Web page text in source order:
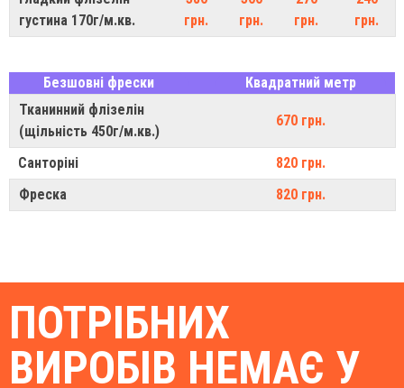
густина 170г/м.кв.
грн.
грн.
грн.
грн.
Безшовні фрески
Квадратний метр
Тканинний флізелін
(щільність 450г/м.кв.)
670 грн.
Санторіні
820 грн.
Фреска
820 грн.
ПОТРІБНИХ
ВИРОБІВ НЕМАЄ У